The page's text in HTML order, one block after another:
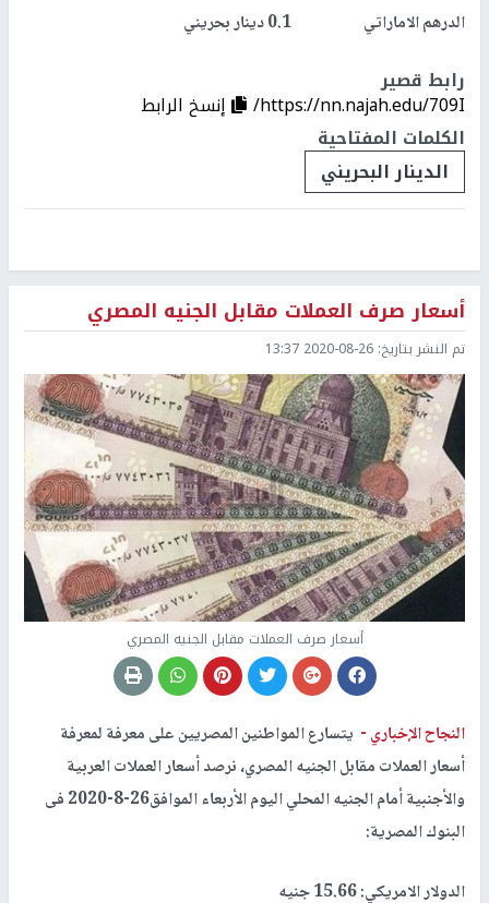
الدرهم الاماراتي 0.1 دينار بحريني
رابط قصير
https://nn.najah.edu/709I/
إنسخ الرابط
الكلمات المفتاحية
الدينار البحريني
أسعار صرف العملات مقابل الجنيه المصري
تم النشر بتاريخ: 2020-08-26 13:37
أسعار صرف العملات مقابل الجنيه المصري
النجاح الإخباري - يتسارع المواطنين المصريين على معرفة لمعرفة
أسعار العملات مقابل الجنيه المصري،نرصد أسعار العملات العربية
والأجنبية أمام الجنيه المحلي اليوم الأربعاء الموافق26-8-2020 فى
البنوك المصرية:
الدولار الامريكي: 15.66 جنيه